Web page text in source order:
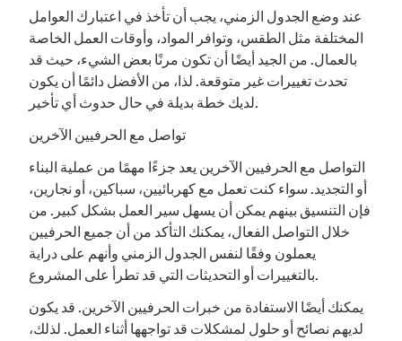
عند وضع الجدول الزمني، يجب أن تأخذ في اعتبارك العوامل
المختلفة مثل الطقس، وتوافر المواد، وأوقات العمل الخاصة
بالعمال. من الجيد أيضًا أن تكون مرنًا بعض الشيء، حيث قد
تحدث تغييرات غير متوقعة. لذا، من الأفضل دائمًا أن يكون
لديك خطة بديلة في حال حدوث أي تأخير.
تواصل مع الحرفيين الآخرين
التواصل مع الحرفيين الآخرين يعد جزءًا مهمًا من عملية البناء
أو التجديد. سواء كنت تعمل مع كهربائيين، سباكين، أو نجارين،
فإن التنسيق بينهم يمكن أن يسهل سير العمل بشكل كبير. من
خلال التواصل الفعال، يمكنك التأكد من أن جميع الحرفيين
يعملون وفقًا لنفس الجدول الزمني وأنهم على دراية
بالتغييرات أو التحديثات التي قد تطرأ على المشروع.
يمكنك أيضًا الاستفادة من خبرات الحرفيين الآخرين. قد يكون
لديهم نصائح أو حلول لمشكلات قد تواجهها أثناء العمل. لذلك،